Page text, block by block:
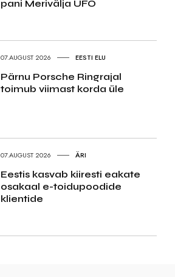
pani Merivälja UFO
07.AUGUST 2026 EESTI ELU
Pärnu Porsche Ringrajal
toimub viimast korda üle
07.AUGUST 2026 ÄRI
Eestis kasvab kiiresti eakate
osakaal e-toidupoodide
klientide